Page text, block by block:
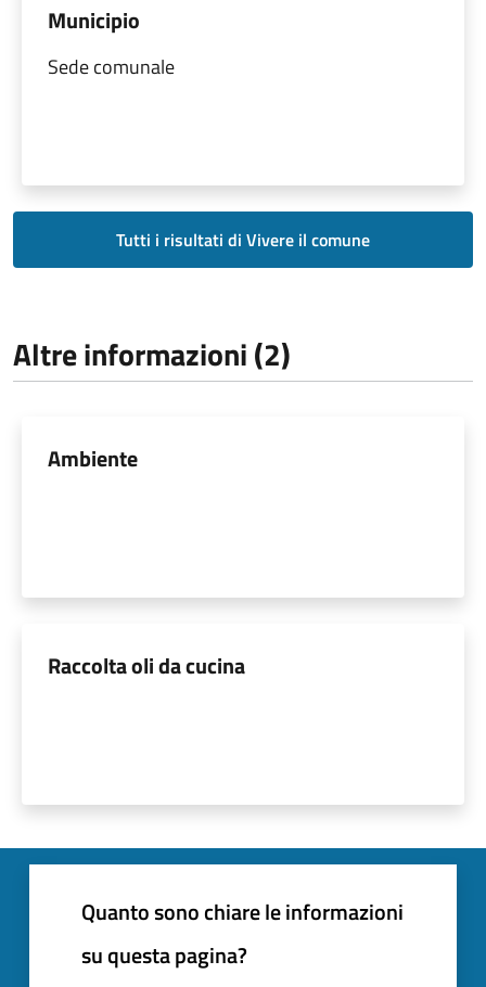
Municipio
Sede comunale
Tutti i risultati di Vivere il comune
Altre informazioni (2)
Ambiente
Raccolta oli da cucina
Quanto sono chiare le informazioni
su questa pagina?